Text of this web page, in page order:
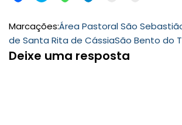
Marcações:Área Pastoral São
de Santa Rita de CássiaSão Bento do
Deixe uma resposta